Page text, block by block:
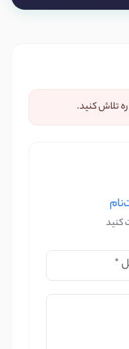
تلاش کنید.
کنید
*